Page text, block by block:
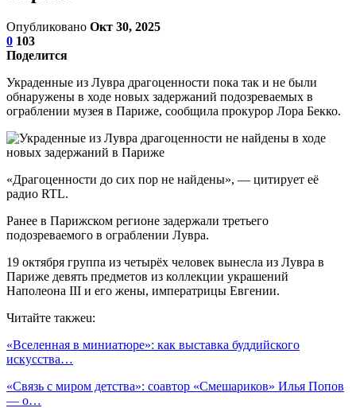
Опубликовано Окт 30, 2025
0 103
Поделится
Украденные из Лувра драгоценности пока так и не были
обнаружены в ходе новых задержаний подозреваемых в
ограблении музея в Париже, сообщила прокурор Лора Бекко.
«Драгоценности до сих пор не найдены», — цитирует её
радио RTL.
Ранее в Парижском регионе задержали третьего
подозреваемого в ограблении Лувра.
19 октября группа из четырёх человек вынесла из Лувра в
Париже девять предметов из коллекции украшений
Наполеона III и его жены, императрицы Евгении.
Читайте такжеu:
«Вселенная в миниатюре»: как выставка буддийского
искусства…
«Связь с миром детства»: соавтор «Смешариков» Илья Попов
— о…